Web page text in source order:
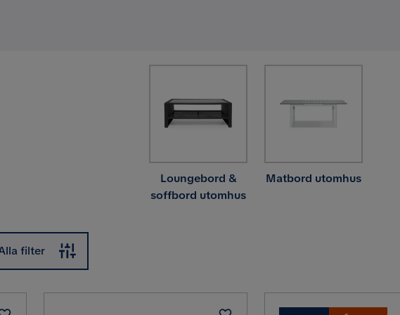
Loungebord &
soffbord utomhus
Matbord utomhus
filter